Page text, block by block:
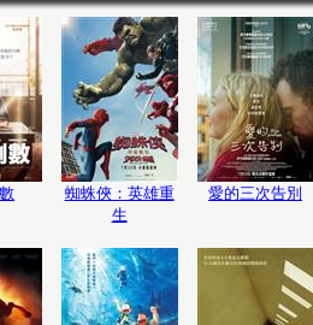
蜘蛛俠：英雄重
生
愛的三次告別